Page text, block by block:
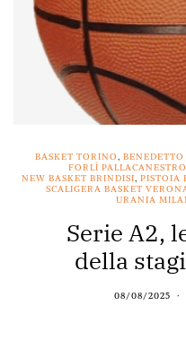
BASKET TORINO,
FORLÌ
NEW BASKET BRINDISI, PISTOIA
SCALIGERA BASKET
URANIA
Serie A2,
della
08/08/2025